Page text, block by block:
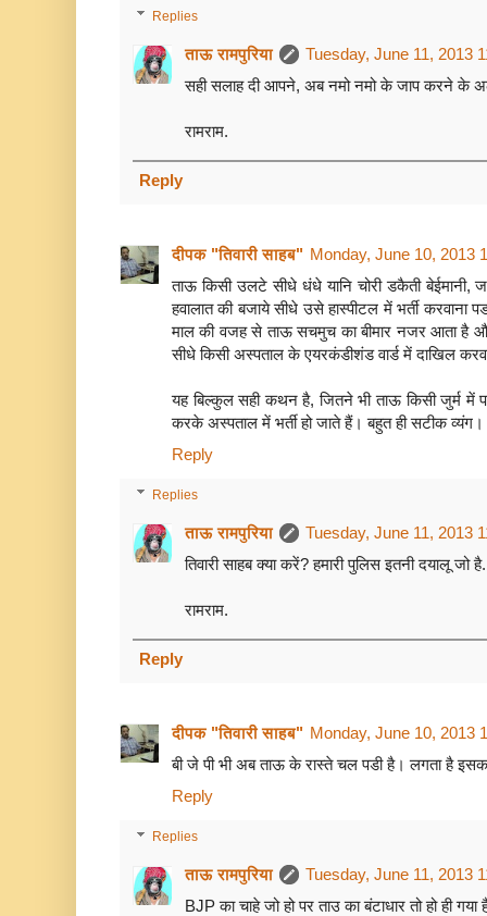
Replies
ताऊ रामपुरिया
Tuesday, June 11, 2013
सही सलाह दी आपने, अब नमो नमो के जाप करने के
रामराम.
Reply
दीपक "तिवारी साहब" Monday, June 10, 2013
ताऊ किसी उलटे सीधे धंधे यानि चोरी डकैती बेईमानी,
हवालात की बजाये सीधे उसे हास्पीटल में भर्ती करवाना
माल की वजह से ताऊ सचमुच का बीमार नजर आता है
सीधे किसी अस्पताल के एयरकंडीशंड वार्ड में दाखिल
यह बिल्कुल सही कथन है, जितने भी ताऊ किसी जुर्म में
करके अस्पताल में भर्ती हो जाते हैं। बहुत ही सटीक व्यंग।
Reply
Replies
ताऊ रामपुरिया
Tuesday, June 11, 2013
तिवारी साहब क्या करें? हमारी पुलिस इतनी दयालू जो
रामराम.
Reply
दीपक "तिवारी साहब" Monday, June 10, 2013
बी जे पी भी अब ताऊ के रास्ते चल पडी है। लगता है
Reply
Replies
ताऊ रामपुरिया
Tuesday, June 11, 2013
BJP का चाहे जो हो पर ताउ का बंटाधार तो हो ही गया